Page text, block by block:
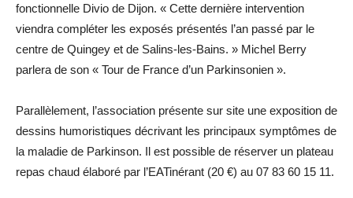
fonctionnelle Divio de Dijon. « Cette dernière intervention
viendra compléter les exposés présentés l’an passé par le
centre de Quingey et de Salins-les-Bains. » Michel Berry
parlera de son « Tour de France d’un Parkinsonien ».
Parallèlement, l’association présente sur site une exposition de
dessins humoristiques décrivant les principaux symptômes de
la maladie de Parkinson. Il est possible de réserver un plateau
repas chaud élaboré par l’EATinérant (20 €) au 07 83 60 15 11.